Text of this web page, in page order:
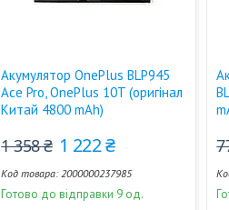
Акумулятор OnePlus BLP945
Ace Pro, OnePlus 10T (оригінал
Китай 4800 mAh)
1 358 ₴ 1 222 ₴
2000000237985
Готово до відправки 9 од.